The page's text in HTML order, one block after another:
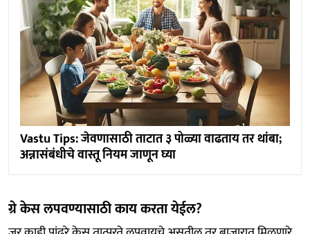
Vastu Tips: जेवणासाठी ताटात ३ पोळ्या वाढताय तर थांबा;
अन्नासंबंधीचे वास्तू नियम जाणून घ्या
ग्रे केस लपवण्यासाठी काय करता येईल?